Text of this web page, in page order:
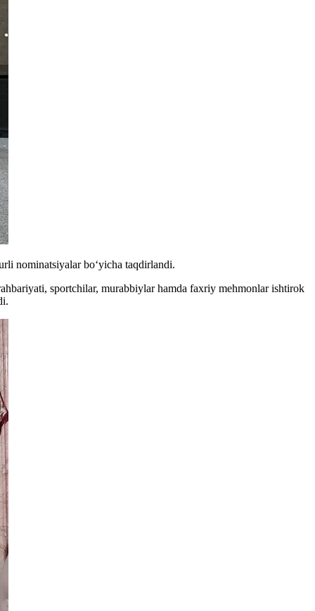
nominatsiyalar bo‘yicha taqdirlandi.
sportchilar, murabbiylar hamda faxriy mehmonlar ishtirok